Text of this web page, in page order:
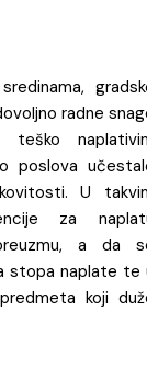
radne
teško
poslova
U
za
a da
stopa naplate te
koji